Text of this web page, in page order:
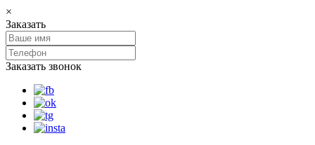
×
Заказать
Заказать звонок